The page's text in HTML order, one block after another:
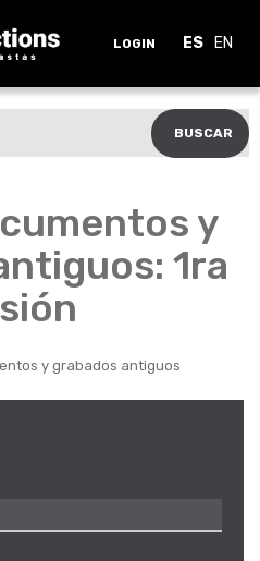
LOGIN ES EN
BUSCAR
y
1ra
y grabados antiguos